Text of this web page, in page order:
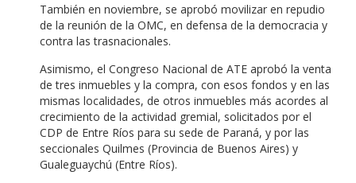
También en noviembre, se aprobó movilizar en repudio
de la reunión de la OMC, en defensa de la democracia y
contra las trasnacionales.
Asimismo, el Congreso Nacional de ATE aprobó la venta
de tres inmuebles y la compra, con esos fondos y en las
mismas localidades, de otros inmuebles más acordes al
crecimiento de la actividad gremial, solicitados por el
CDP de Entre Ríos para su sede de Paraná, y por las
seccionales Quilmes (Provincia de Buenos Aires) y
Gualeguaychú (Entre Ríos).